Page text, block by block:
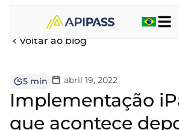
Voltar ao blog
5 min abril 19, 2022
Implementação
que acontece